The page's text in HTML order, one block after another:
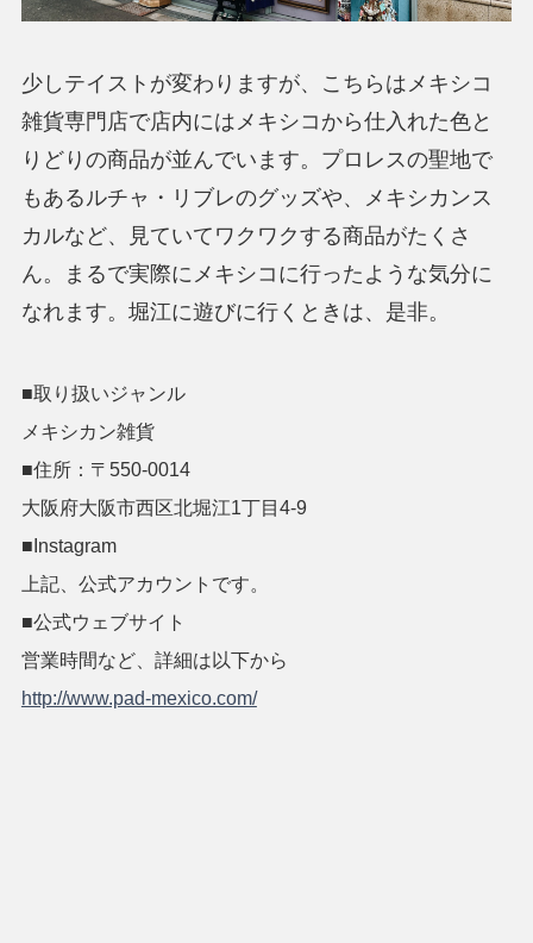
少しテイストが変わりますが、こちらはメキシコ
雑貨専門店で店内にはメキシコから仕入れた色と
りどりの商品が並んでいます。プロレスの聖地で
もあるルチャ・リブレのグッズや、メキシカンス
カルなど、見ていてワクワクする商品がたくさ
ん。まるで実際にメキシコに行ったような気分に
なれます。堀江に遊びに行くときは、是非。
■取り扱いジャンル
メキシカン雑貨
■住所：〒550-0014
大阪府大阪市西区北堀江1丁目4-9
■Instagram
上記、公式アカウントです。
■公式ウェブサイト
営業時間など、詳細は以下から
http://www.pad-mexico.com/